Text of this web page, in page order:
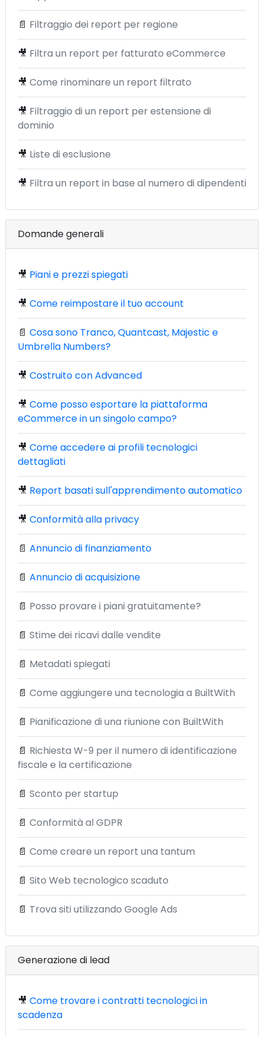
📄 Filtraggio dei report per regione
🎥 Filtra un report per fatturato eCommerce
🎥 Come rinominare un report filtrato
🎥 Filtraggio di un report per estensione di
dominio
🎥 Liste di esclusione
🎥 Filtra un report in base al numero di dipendenti
Domande generali
🎥 Piani e prezzi spiegati
🎥 Come reimpostare il tuo account
📄 Cosa sono Tranco, Quantcast, Majestic e
Umbrella Numbers?
🎥 Costruito con Advanced
🎥 Come posso esportare la piattaforma
eCommerce in un singolo campo?
🎥 Come accedere ai profili tecnologici
dettagliati
🎥 Report basati sull'apprendimento automatico
🎥 Conformità alla privacy
📄 Annuncio di finanziamento
📄 Annuncio di acquisizione
📄 Posso provare i piani gratuitamente?
📄 Stime dei ricavi dalle vendite
📄 Metadati spiegati
📄 Come aggiungere una tecnologia a BuiltWith
📄 Pianificazione di una riunione con BuiltWith
📄 Richiesta W-9 per il numero di identificazione
fiscale e la certificazione
📄 Sconto per startup
📄 Conformità al GDPR
📄 Come creare un report una tantum
📄 Sito Web tecnologico scaduto
📄 Trova siti utilizzando Google Ads
Generazione di lead
🎥 Come trovare i contratti tecnologici in
scadenza